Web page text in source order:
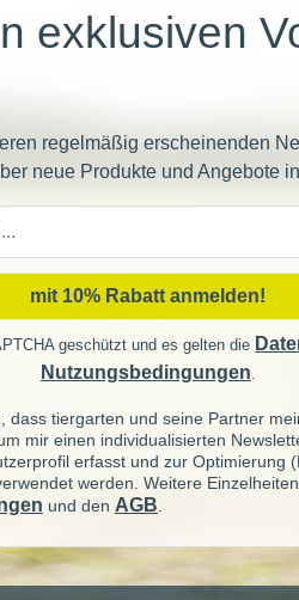
exklusiven
regelmäßig erscheinenden
neue Produkte und Angebote
Adresse
mit 10% Rabatt anmelden!
geschützt und es gelten die
Nutzungsbedingungen.
dass tiergarten und seine Partner
mir einen individualisierten
erfasst und zur Optimierung
werden. Weitere
und den AGB